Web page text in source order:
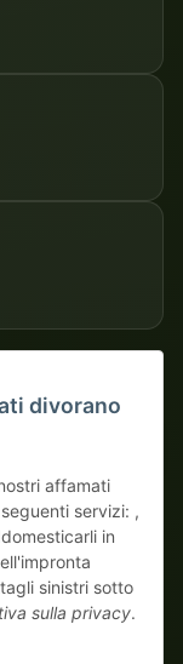
divorano
affamati
servizi: ,
in
sinistri sotto
sulla privacy.